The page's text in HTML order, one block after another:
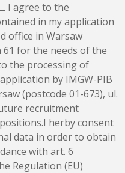
I agree to the
in my application
office in Warsaw
61 for the needs of the
the processing of
by IMGW-PIB
(postcode 01-673), ul.
recruitment
herby consent
data in order to obtain
with art. 6
Regulation (EU)